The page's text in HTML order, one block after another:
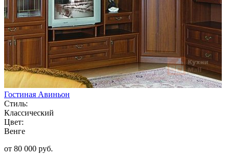
Гостиная Авиньон
Стиль:
Классический
Цвет:
Венге
от 80 000 руб.